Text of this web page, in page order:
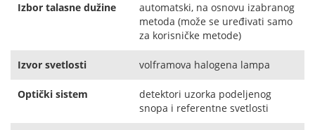
Izbor talasne dužine
automatski, na osnovu izabranog
metoda (može se uređivati samo
za korisničke metode)
Izvor svetlosti volframova halogena lampa
Optički sistem
detektori uzorka podeljenog
snopa i referentne svetlosti